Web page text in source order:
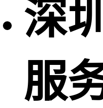
深
服